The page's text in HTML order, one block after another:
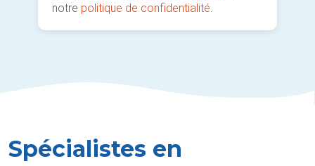
notre politique de confidentialité
Spécialistes en